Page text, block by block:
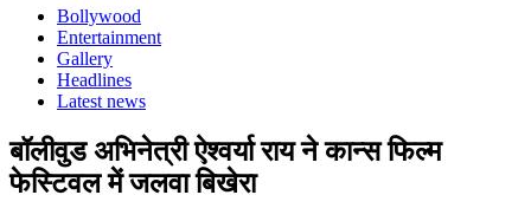
Bollywood
Entertainment
Gallery
Headlines
Latest news
बॉलीवुड अभिनेत्री ऐश्वर्या राय ने कान्स फिल्म
फेस्टिवल में जलवा बिखेरा